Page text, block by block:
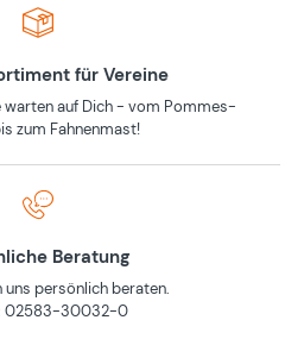
für Vereine
auf Dich - vom Pommes-
zum Fahnenmast!
Beratung
uns persönlich beraten.
02583-30032-0